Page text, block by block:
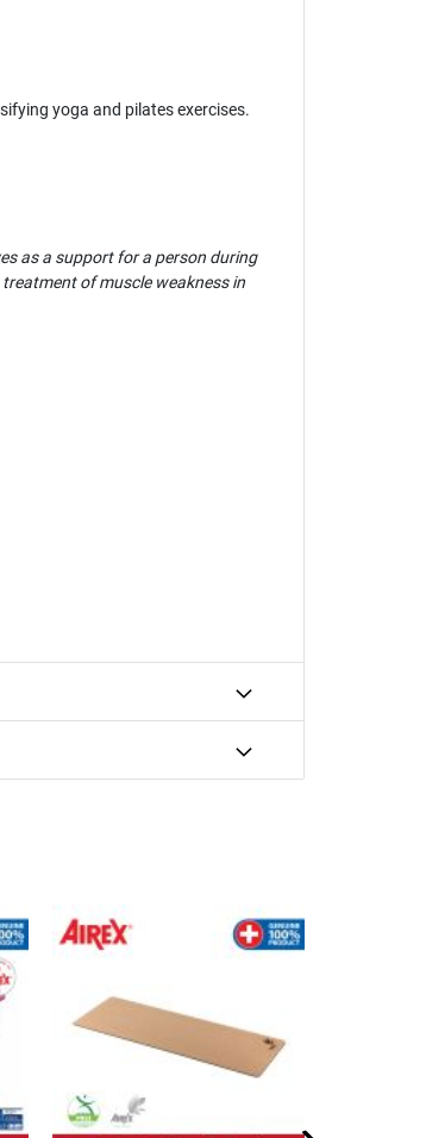
yoga and pilates exercises.
as a support for a person during
of muscle weakness in